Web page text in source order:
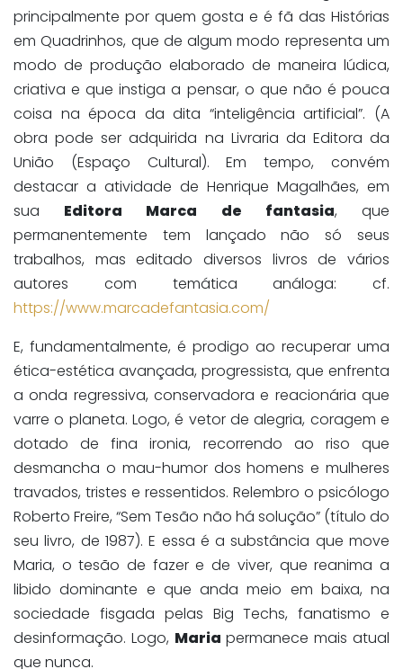
principalmente por quem gosta e é fã das Histórias
em Quadrinhos, que de algum modo representa um
modo de produção elaborado de maneira lúdica,
criativa e que instiga a pensar, o que não é pouca
coisa na época da dita “inteligência artificial”. (A
obra pode ser adquirida na Livraria da Editora da
União (Espaço Cultural). Em tempo, convém
destacar a atividade de Henrique Magalhães, em
sua Editora Marca de fantasia, que
permanentemente tem lançado não só seus
trabalhos, mas editado diversos livros de vários
autores com temática análoga: cf.
https://www.marcadefantasia.com/
E, fundamentalmente, é prodigo ao recuperar uma
ética-estética avançada, progressista, que enfrenta
a onda regressiva, conservadora e reacionária que
varre o planeta. Logo, é vetor de alegria, coragem e
dotado de fina ironia, recorrendo ao riso que
desmancha o mau-humor dos homens e mulheres
travados, tristes e ressentidos. Relembro o psicólogo
Roberto Freire, “Sem Tesão não há solução” (título do
seu livro, de 1987). E essa é a substância que move
Maria, o tesão de fazer e de viver, que reanima a
libido dominante e que anda meio em baixa, na
sociedade fisgada pelas Big Techs, fanatismo e
desinformação. Logo, Maria permanece mais atual
que nunca.